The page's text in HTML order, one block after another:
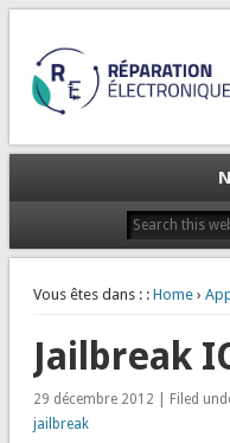
Réparation
Et si on réparait ?
Vous êtes dans : : Home›
Jailbreak
29 décembre 2012 | Filed
jailbreak